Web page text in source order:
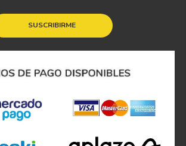
SUSCRIBIRME